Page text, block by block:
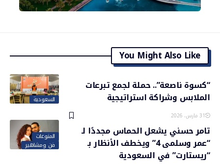
You Might Also Like
السعودية
“كسوة ناصعة”.. حملة لجمع تبرعات
الملابس وشراكة استراتيجية
31 مارس، 2026
المنوعات
فن ومشاهير
تامر حسني يشعل الحماس مجددًا لـ
“عمر وسلمى 4” ويخطف الأنظار بـ
“ريستارت” في السعودية